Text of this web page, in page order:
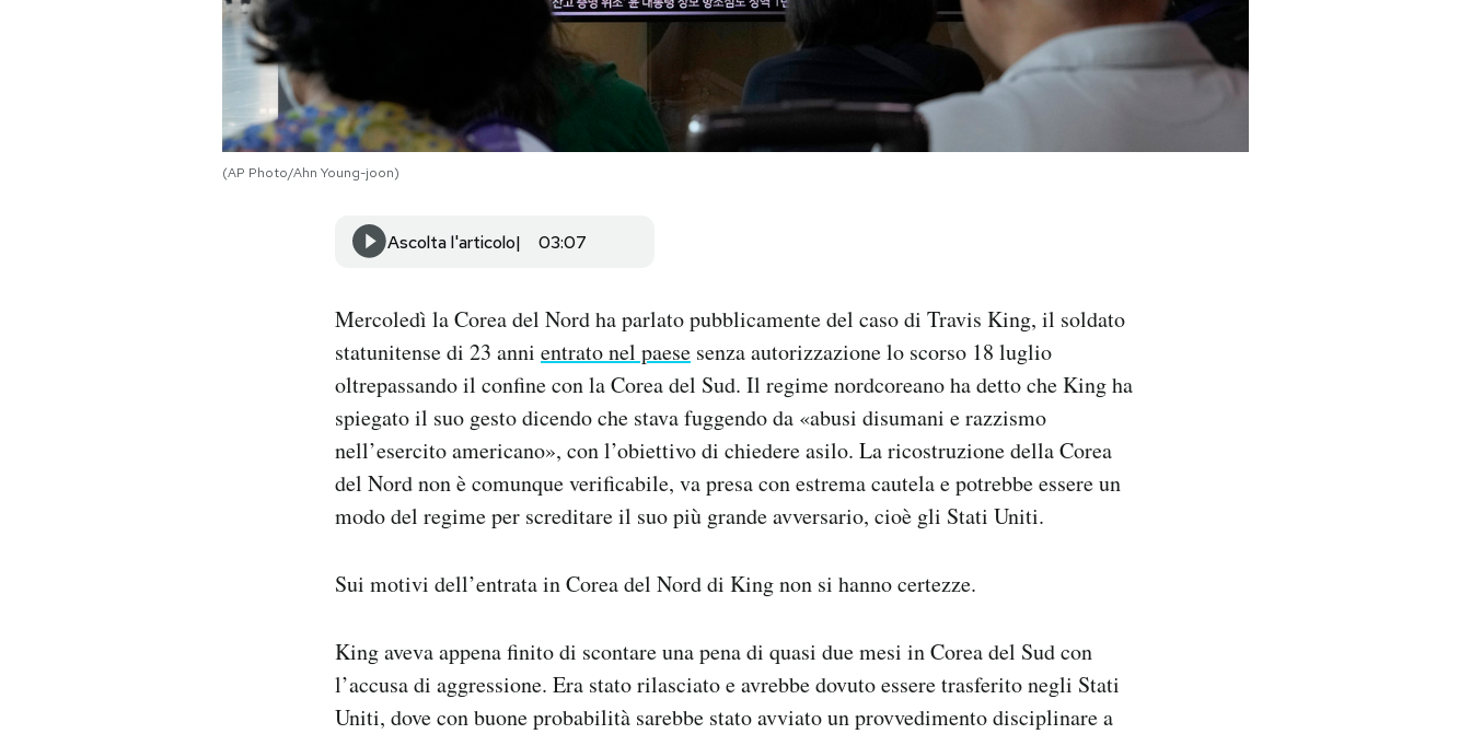
(AP Photo/Ahn Young-joon)
Ascolta l'articolo 03:07
Mercoledì la Corea del Nord ha parlato pubblicamente del caso di Travis King, il soldato
statunitense di 23 anni entrato nel paese senza autorizzazione lo scorso 18 luglio
oltrepassando il confine con la Corea del Sud. Il regime nordcoreano ha detto che King ha
spiegato il suo gesto dicendo che stava fuggendo da «abusi disumani e razzismo
nell’esercito americano», con l’obiettivo di chiedere asilo. La ricostruzione della Corea
del Nord non è comunque verificabile, va presa con estrema cautela e potrebbe essere un
modo del regime per screditare il suo più grande avversario, cioè gli Stati Uniti.
Sui motivi dell’entrata in Corea del Nord di King non si hanno certezze.
King aveva appena finito di scontare una pena di quasi due mesi in Corea del Sud con
l’accusa di aggressione. Era stato rilasciato e avrebbe dovuto essere trasferito negli Stati
Uniti, dove con buone probabilità sarebbe stato avviato un provvedimento disciplinare a